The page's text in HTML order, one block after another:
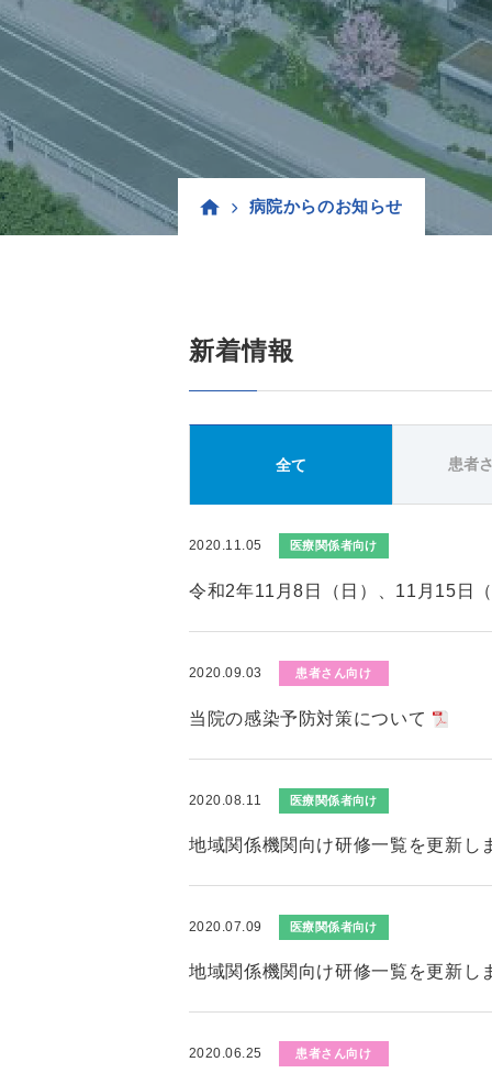
病院からのお知らせ
新着情報
全て 患者
2020.11.05 医療関係者向け
令和2年11月8日（日）、11月15日
2020.09.03 患者さん向け
当院の感染予防対策について
2020.08.11 医療関係者向け
地域関係機関向け研修一覧を更新し
2020.07.09 医療関係者向け
地域関係機関向け研修一覧を更新し
2020.06.25 患者さん向け